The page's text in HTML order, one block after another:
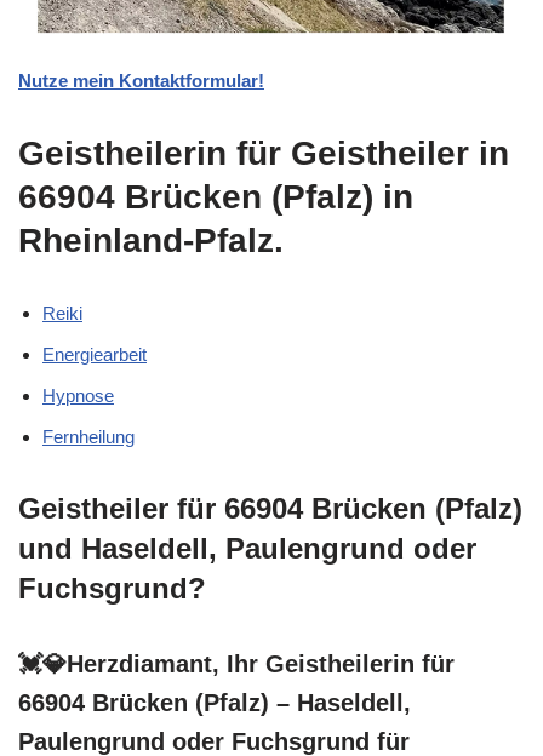
Nutze mein Kontaktformular!
Geistheilerin für Geistheiler in
66904 Brücken (Pfalz) in
Rheinland-Pfalz.
Reiki
Energiearbeit
Hypnose
Fernheilung
Geistheiler für 66904 Brücken (Pfalz)
und Haseldell, Paulengrund oder
Fuchsgrund?
💓️💎Herzdiamant, Ihr Geistheilerin für
66904 Brücken (Pfalz) – Haseldell,
Paulengrund oder Fuchsgrund für